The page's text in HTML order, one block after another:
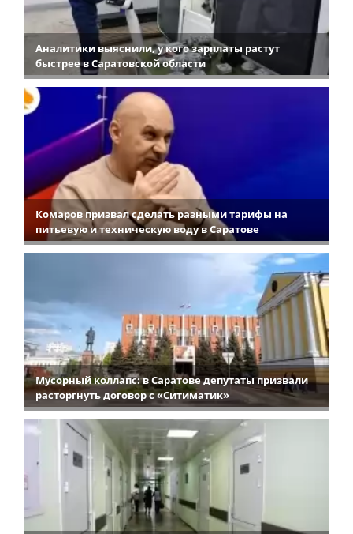
Аналитики выяснили, у кого зарплаты растут
быстрее в Саратовской области
Комаров призвал сделать разными тарифы на
питьевую и техническую воду в Саратове
Мусорный коллапс: в Саратове депутаты призвали
расторгнуть договор с «Ситиматик»